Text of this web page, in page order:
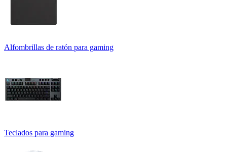
Alfombrillas de ratón para gaming
Teclados para gaming